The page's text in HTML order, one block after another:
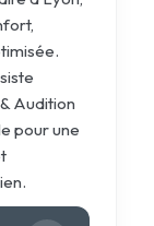
Audition
pour une